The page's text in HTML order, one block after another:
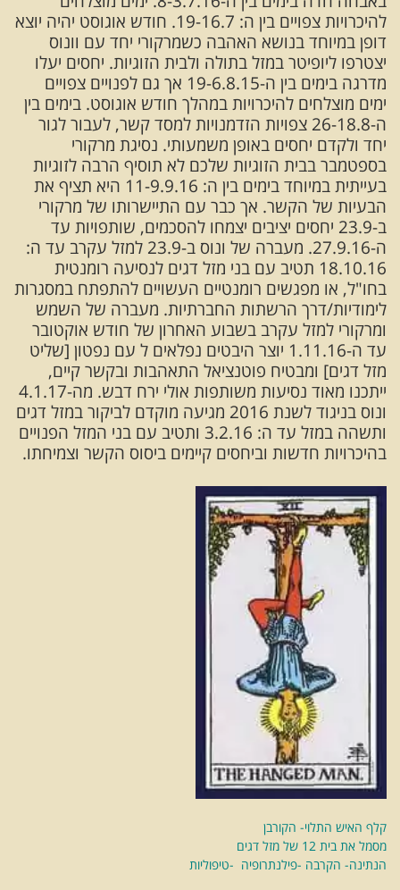
להיכרויות צפויים בין ה: 19-16.7. חודש אוגוסט יהיה יוצא
דופן במיוחד בנושא האהבה כשמרקורי יחד עם וונוס
יצטרפו ליופיטר במזל בתולה ולבית הזוגיות. יחסים יעלו
מדרגה בימים בין ה-19-6.8.15 אך גם לפנויים צפויים
ימים מוצלחים להיכרויות במהלך חודש אוגוסט. בימים בין
ה-26-18.8 צפויות הזדמנויות למסד קשר, לעבור לגור
יחד ולקדם יחסים באופן משמעותי. נסיגת מרקורי
בספטמבר בבית הזוגיות שלכם לא תוסיף הרבה לזוגיות
בעייתית במיוחד בימים בין ה: 11-9.9.16 היא תציף את
הבעיות של הקשר. אך כבר עם התיישרותו של מרקורי
ב-23.9 יחסים יציבים יצמחו להסכמים, שותפויות עד
ה-27.9.16. מעברה של ונוס ב-23.9 למזל עקרב עד ה:
18.10.16 תטיב עם בני מזל דגים לנסיעה רומנטית
בחו"ל, או מפגשים רומנטיים העשויים להתפתח במסגרות
לימודיות/דרך הרשתות החברתיות. מעברה של השמש
ומרקורי למזל עקרב בשבוע האחרון של חודש אוקטובר
עד ה-1.11.16 יוצר היבטים נפלאים ל עם נפטון [שליט
מזל דגים] ומבטיח פוטנציאל התאהבות ובקשר קיים,
ייתכנו מאוד נסיעות משותפות אולי ירח דבש. מה-4.1.17
ונוס בניגוד לשנת 2016 מגיעה מוקדם לביקור במזל דגים
ותשהה במזל עד ה: 3.2.16 ותטיב עם בני המזל הפנויים
בהיכרויות חדשות וביחסים קיימים ביסוס הקשר וצמיחתו.
קלף האיש התלוי- הקורבן
מסמל את בית 12 של מזל דגים
הנתינה- הקרבה -פילנתרופיה -טיפוליות